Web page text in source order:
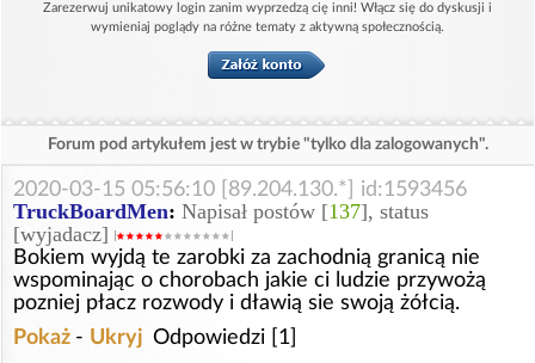
Zarezerwuj unikatowy login zanim wyprzedzą cię inni! Włącz się do dyskusji i
wymieniaj poglądy na różne tematy z aktywną społecznością.
Forum pod artykułem jest w trybie "tylko dla zalogowanych".
2020-03-15 05:56:10 [89.204.130.*] id:1593456
TruckBoardMen: Napisał postów [137], status
[wyjadacz]
Bokiem wyjdą te zarobki za zachodnią granicą nie
wspominając o chorobach jakie ci ludzie przywożą
pozniej płacz rozwody i dławią sie swoją żółcią.
Pokaż - Ukryj Odpowiedzi [1]